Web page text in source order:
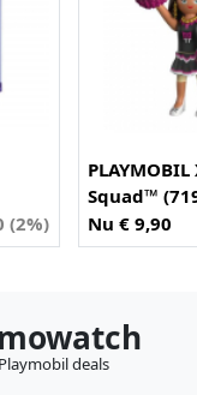
(2%)
Squad™
Nu € 9,90
deals